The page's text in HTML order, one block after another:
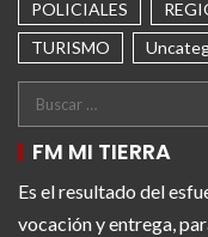
POLICIALES
TURISMO
FM MI TIERRA
Es el resultado del
vocación y entrega,